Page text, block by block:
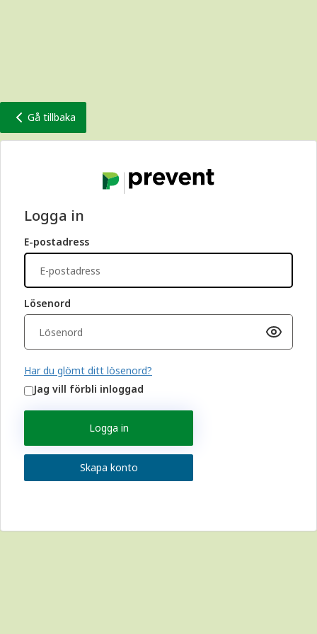
Gå tillbaka
Logga in
E-postadress
Lösenord
Har du glömt ditt lösenord?
Jag vill förbli inloggad
Logga in
Skapa konto